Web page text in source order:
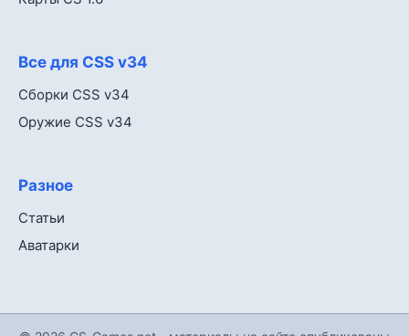
Все для CSS v34
Сборки CSS v34
Оружие CSS v34
Разное
Статьи
Аватарки